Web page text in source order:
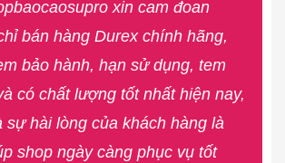
xin cam đoan
bán hàng Durex chính hãng,
bảo hành, hạn sử dụng, tem
có chất lượng tốt nhất hiện nay,
sự hài lòng của khách hàng là
shop ngày càng phục vụ tốt